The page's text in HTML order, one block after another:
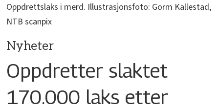
Oppdrettslaks i merd. Illustrasjonsfoto: Gorm Kallestad,
NTB scanpix
Nyheter
Oppdretter slaktet
170.000 laks etter